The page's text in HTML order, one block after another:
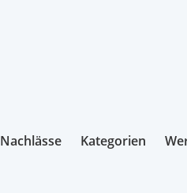
Nachlässe Kategorien